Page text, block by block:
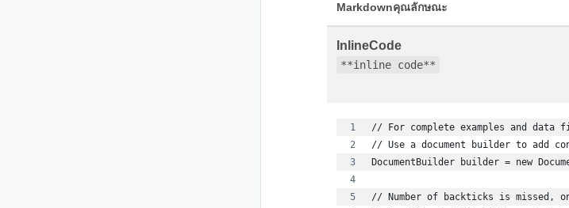
Markdownคุณลักษณะ
InlineCode
**inline code**
// For complete examples and data
// Use a document builder to add
DocumentBuilder builder = new
// Number of backticks is missed,